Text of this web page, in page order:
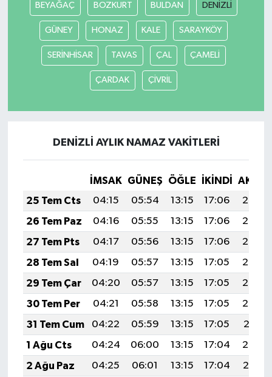
BEYAĞAÇ BOZKURT BULDAN DENİZLİ
GÜNEY HONAZ KALE SARAYKÖY
SERİNHİSAR TAVAS ÇAL ÇAMELİ
ÇARDAK ÇİVRİL
DENİZLİ AYLIK NAMAZ VAKITLERI
İMSAK GÜNEŞ ÖĞLE İKINDI
25 Tem Cts
04:15 05:54 13:15 17:06
20:26
26 Tem Paz
04:16 05:55 13:15 17:06
20:26
27 Tem Pts
04:17 05:56 13:15 17:06
20:25
28 Tem Sal
04:19 05:57 13:15 17:05
20:24
29 Tem Çar
04:20 05:57 13:15 17:05
20:23
30 Tem Per
04:21 05:58 13:15 17:05
20:22
31 Tem Cum
04:22 05:59 13:15 17:05
20:21
1 Ağu Cts
04:24 06:00 13:15 17:04
20:20
2 Ağu Paz
04:25 06:01 13:15 17:04
20:19